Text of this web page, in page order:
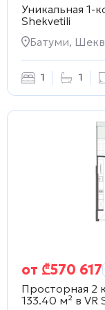
Уникальная 1-
Shekvetili
Батуми,
1 1
от ₾570 617
Просторная 2
133.40 м² в VR